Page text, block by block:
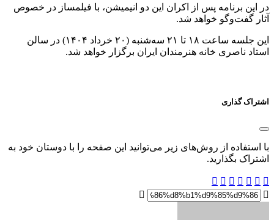
در این برنامه پس از اکران این دو انیمیشن، با فیلمساز در خصوص
آثار گفت‌وگو خواهد شد.
این جلسه ساعت ۱۸ تا ۲۱ سه‌شنبه (۲۰ خرداد ۱۴۰۴) در سالن
استاد ناصری خانه هنرمندان ایران برگزار خواهد شد.
اشتراک گذاری
با استفاده از روش‌های زیر می‌توانید این صفحه را با دوستان خود به
اشتراک بگذارید.